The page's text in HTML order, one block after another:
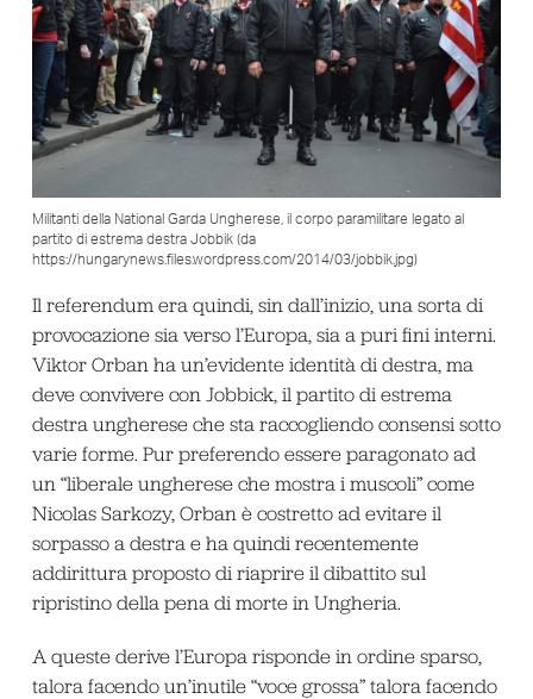
Militanti della National Garda Ungherese, il corpo paramilitare legato al
partito di estrema destra Jobbik (da
https://hungarynews.files.wordpress.com/2014/03/jobbik.jpg)
Il referendum era quindi, sin dall’inizio, una sorta di
provocazione sia verso l’Europa, sia a puri fini interni.
Viktor Orban ha un’evidente identità di destra, ma
deve convivere con Jobbick, il partito di estrema
destra ungherese che sta raccogliendo consensi sotto
varie forme. Pur preferendo essere paragonato ad
un “liberale ungherese che mostra i muscoli” come
Nicolas Sarkozy, Orban è costretto ad evitare il
sorpasso a destra e ha quindi recentemente
addirittura proposto di riaprire il dibattito sul
ripristino della pena di morte in Ungheria.
A queste derive l’Europa risponde in ordine sparso,
talora facendo un’inutile “voce grossa” talora facendo